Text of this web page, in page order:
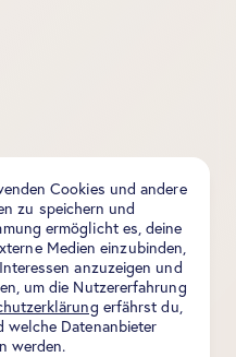
Cookies und andere
zu speichern und
ermöglicht es, deine
Medien einzubinden,
anzuzeigen und
um die Nutzererfahrung
erfährst du,
welche Datenanbieter
werden.